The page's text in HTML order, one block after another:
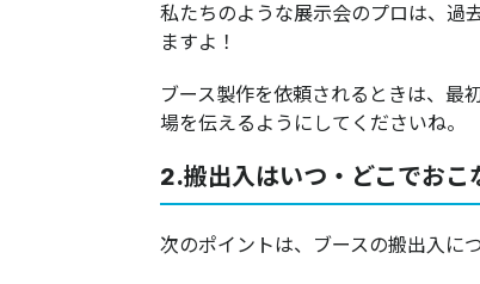
私たちのような展示会のプロは、過
ますよ！
ブース製作を依頼されるときは、最
場を伝えるようにしてくださいね。
2.搬出入はいつ・どこでおこ
次のポイントは、ブースの搬出入につ